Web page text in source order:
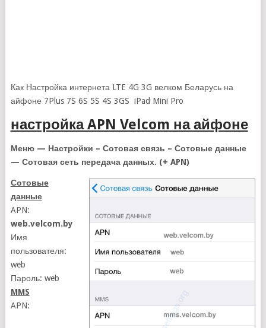
Как Настройка интернета LTE 4G 3G велком Беларусь на
айфоне 7Plus 7S 6S 5S 4S 3GS iPad Mini Pro
настройка APN Velcom на айфоне
Меню — Настройки – Сотовая связь – Сотовые данные
— Сотовая сеть передача данных. (+ APN)
Сотовые
данные
APN:
web.velcom.by
Имя
пользователя:
web
Пароль: web
MMS
APN: